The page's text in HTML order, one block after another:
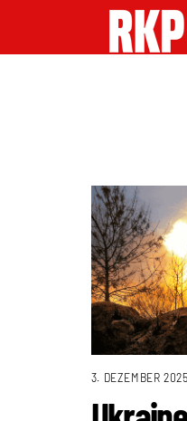
3. DEZEMBER 2025